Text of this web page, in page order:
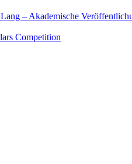
– Akademische
Competition